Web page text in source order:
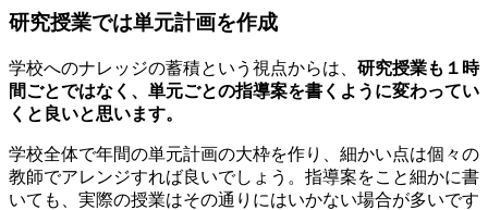
研究授業では単元計画を作成
学校へのナレッジの蓄積という視点からは、 研究授業も１時
間ごとではなく、単元ごとの指導案を書くように変わってい
くと良いと思います。
学校全体で年間の単元計画の大枠を作り、細かい点は個々の
教師でアレンジすれば良いでしょう。指導案をこと細かに書
いても、実際の授業はその通りにはいかない場合が多いです